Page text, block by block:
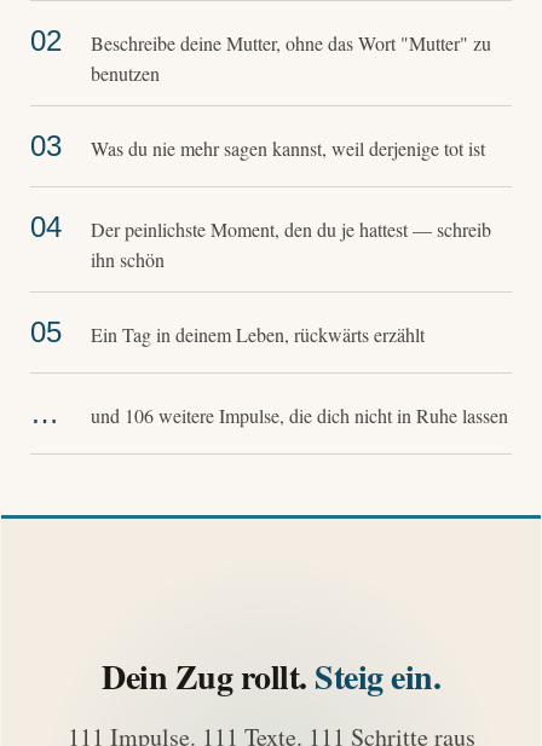
02
Beschreibe deine Mutter, ohne das Wort "Mutter" zu
benutzen
03 Was du nie mehr sagen kannst, weil derjenige tot ist
04
Der peinlichste Moment, den du je hattest — schreib
ihn schön
05 Ein Tag in deinem Leben, rückwärts erzählt
… und 106 weitere Impulse, die dich nicht in Ruhe lassen
Dein Zug rollt.Steig ein.
111 Impulse. 111 Texte. 111 Schritte raus